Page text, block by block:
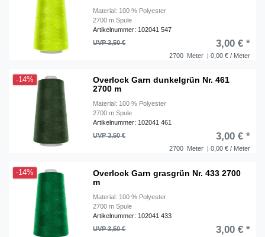
Material: 100 % Polyester
2700 m Spule
Artikelnummer: 102041 547
2700 Meter | 0,00 € / Meter
UVP 3,50 € 3,00 € *
-14%
Overlock Garn dunkelgrün Nr. 461
2700 m
Material: 100 % Polyester
2700 m Spule
Artikelnummer: 102041 461
2700 Meter | 0,00 € / Meter
UVP 3,50 € 3,00 € *
-14%
Overlock Garn grasgrün Nr. 433 2700
m
Material: 100 % Polyester
2700 m Spule
Artikelnummer: 102041 433
UVP 3,50 € 3,00 € *